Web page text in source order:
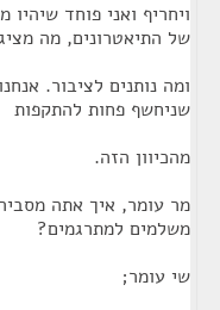
ויחריף ואני פוחד
של התיאטרונים, מה
ומה נותנים לציבור.
שניחשף פחות להתקפות
מהכיוון הזה.
מר עומר, איך אתה
משלמים למתרגמים?
שי עומר;